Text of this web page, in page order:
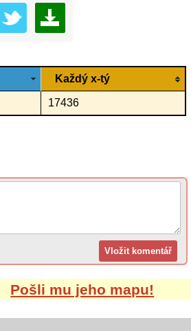
Každý x-tý
17436
Pošli mu jeho mapu!